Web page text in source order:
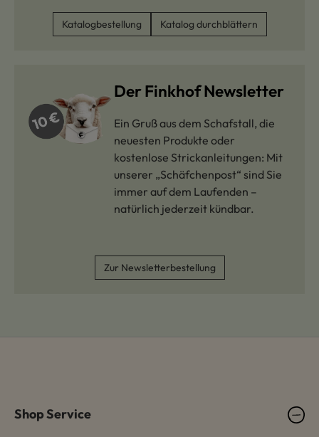
Katalogbestellung Katalog durchblättern
Der Finkhof Newsletter
Ein Gruß aus dem Schafstall, die
neuesten Produkte oder
kostenlose Strickanleitungen: Mit
unserer „Schäfchenpost“ sind Sie
immer auf dem Laufenden –
natürlich jederzeit kündbar.
Zur Newsletterbestellung
Shop Service